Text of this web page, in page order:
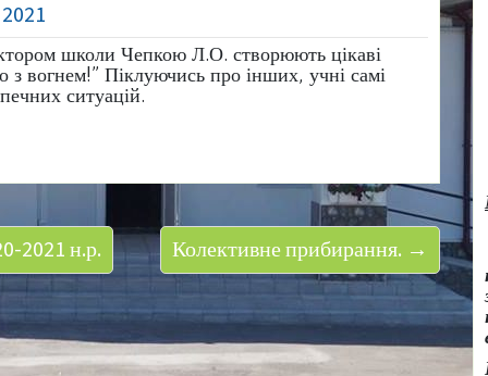
школи Чепкою Л.О. створюють цікаві
з вогнем!” Піклуючись про інших, учні самі
ситуацій.
2021 н.р. Колективне прибирання. →